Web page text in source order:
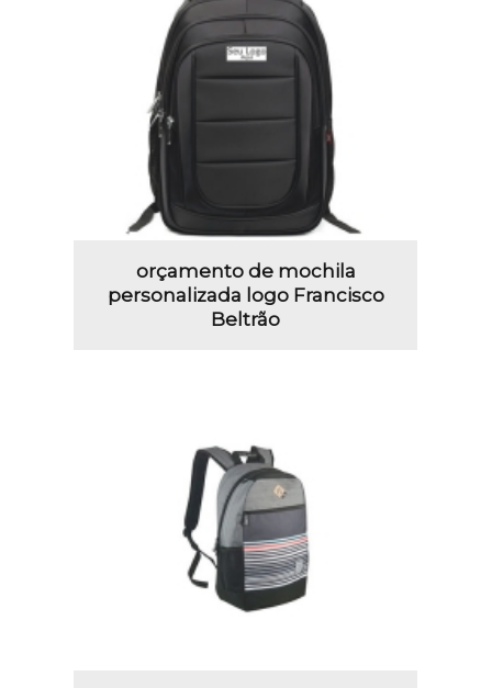
orçamento de mochila
personalizada logo Francisco
Beltrão